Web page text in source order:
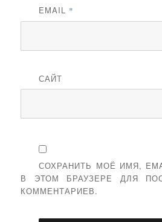
EMAIL *
САЙТ
СОХРАНИТЬ МОЁ ИМЯ,
В ЭТОМ БРАУЗЕРЕ ДЛЯ
КОММЕНТАРИЕВ.